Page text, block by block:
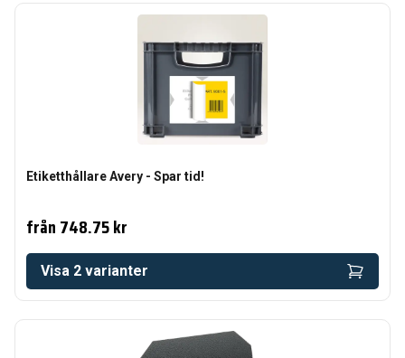
Etiketthållare Avery - Spar tid!
från748.75 kr
Visa 2 varianter